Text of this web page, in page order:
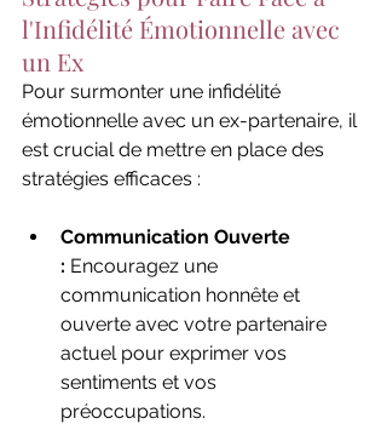
l'Infidélité Émotionnelle avec
un Ex
Pour surmonter une infidélité
émotionnelle avec un ex-partenaire, il
est crucial de mettre en place des
stratégies efficaces :
Communication Ouverte
: Encouragez une
communication honnête et
ouverte avec votre partenaire
actuel pour exprimer vos
sentiments et vos
préoccupations.